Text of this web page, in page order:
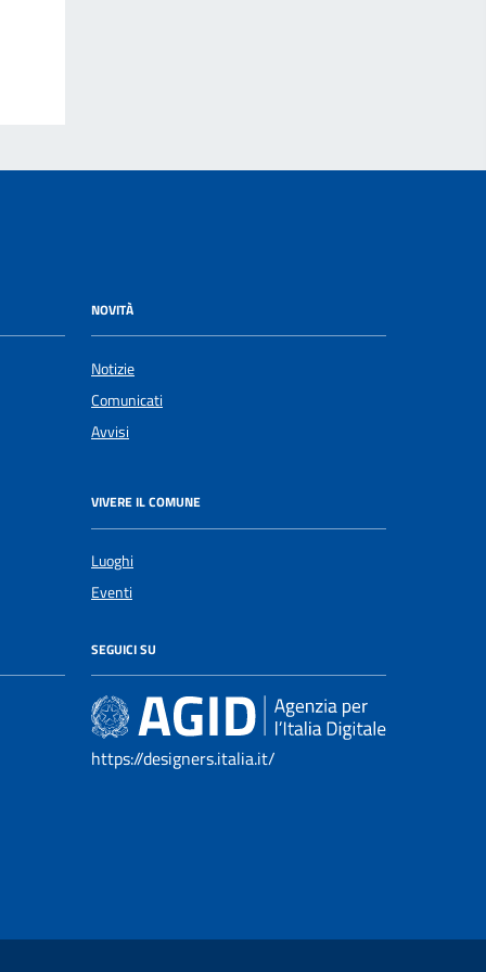
NOVITÀ
Notizie
Comunicati
Avvisi
VIVERE IL COMUNE
Luoghi
Eventi
SEGUICI SU
https://designers.italia.it/